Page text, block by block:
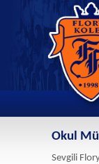
Okul
Sevgili